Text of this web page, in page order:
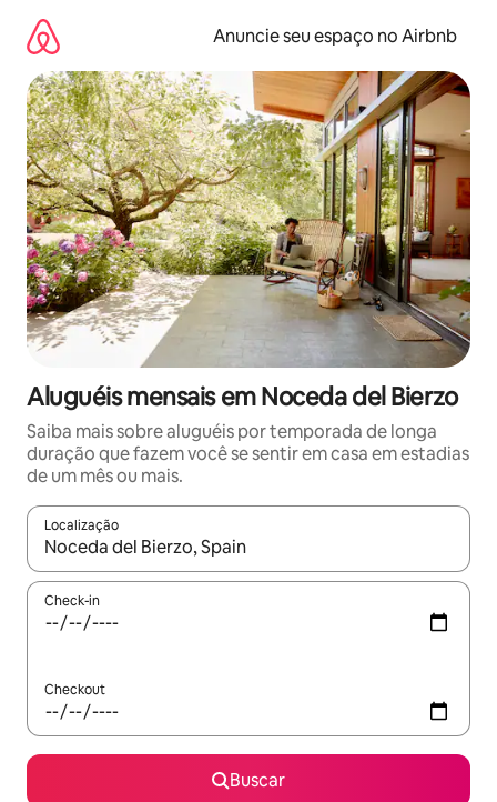
para
conteúdo
Anuncie seu espaço no Airbnb
Aluguéis mensais em Noceda del Bierzo
Saiba mais sobre aluguéis por temporada de longa
duração que fazem você se sentir em casa em estadias
de um mês ou mais.
Localização
Quando os resultados estiverem disponíveis, explore-os
Check-in
Checkout
Buscar